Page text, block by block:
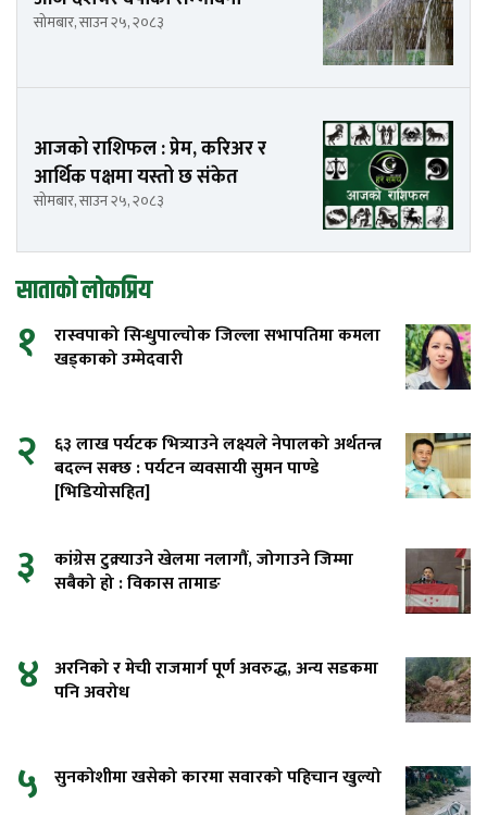
सोमबार, साउन २५, २०८३
आजको राशिफल : प्रेम, करिअर र
आर्थिक पक्षमा यस्तो छ संकेत
सोमबार, साउन २५, २०८३
साताको लोकप्रिय
१
रास्वपाको सिन्धुपाल्चोक जिल्ला सभापतिमा कमला
खड्काको उम्मेदवारी
२
६३ लाख पर्यटक भित्र्याउने लक्ष्यले नेपालको अर्थतन्त्र
बदल्न सक्छ : पर्यटन व्यवसायी सुमन पाण्डे
[भिडियोसहित]
३
कांग्रेस टुक्र्याउने खेलमा नलागौं, जोगाउने जिम्मा
सबैको हो : विकास तामाङ
४ अरनिको र मेची राजमार्ग पूर्ण अवरुद्ध, अन्य सडकमा
पनि अवरोध
५ सुनकोशीमा खसेको कारमा सवारको पहिचान खुल्यो